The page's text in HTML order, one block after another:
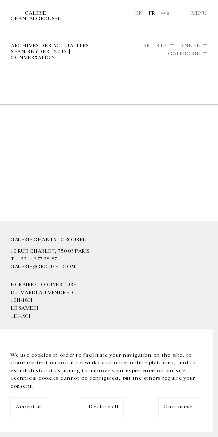
We use cookies in order to facilitate your navigation on the site, to
share content on social networks and other online platforms, and to
establish statistics aiming to improve your experience on our site.
Technical cookies cannot be configured, but the others require your
consent.
Accept all Decline all Customize
GALERIE
CHANTAL CROUSEL
EN FR 中文 MENU
ARCHIVES DES ACTUALITÉS
SEAN SNYDER | 2015 |
CONVERSATION
ARTISTE
ANNÉE
CATÉGORIE
GALERIE CHANTAL CROUSEL
10 RUE CHARLOT, 75003 PARIS
T. +33 1 42 77 38 87
GALERIE@CROUSEL.COM
HORAIRES D'OUVERTURE
DU MARDI AU VENDREDI
10H-18H
LE SAMEDI
11H-19H
EN FR 中文 Facebook Instagram
Inscrivez-vous à notre newsletter